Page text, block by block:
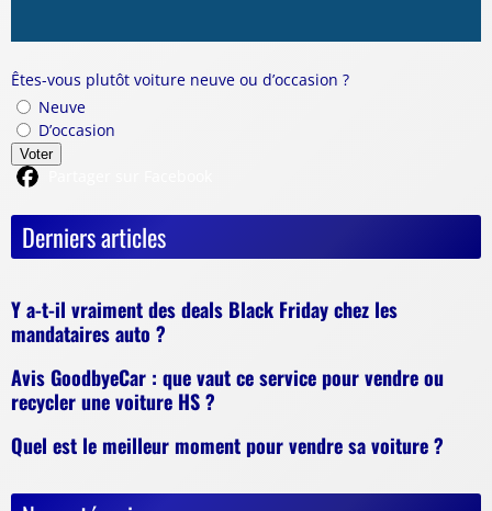
Êtes-vous plutôt voiture neuve ou d’occasion ?
Neuve
D’occasion
Voter
Derniers articles
Y a-t-il vraiment des deals Black Friday chez les
mandataires auto ?
Avis GoodbyeCar : que vaut ce service pour vendre ou
recycler une voiture HS ?
Quel est le meilleur moment pour vendre sa voiture ?